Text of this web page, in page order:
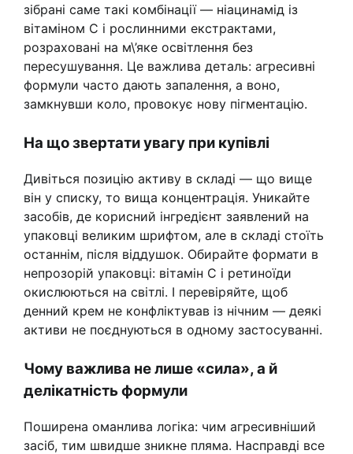
зібрані саме такі комбінації — ніацинамід із
вітаміном C і рослинними екстрактами,
розраховані на м\’яке освітлення без
пересушування. Це важлива деталь: агресивні
формули часто дають запалення, а воно,
замкнувши коло, провокує нову пігментацію.
На що звертати увагу при купівлі
Дивіться позицію активу в складі — що вище
він у списку, то вища концентрація. Уникайте
засобів, де корисний інгредієнт заявлений на
упаковці великим шрифтом, але в складі стоїть
останнім, після віддушок. Обирайте формати в
непрозорій упаковці: вітамін C і ретиноїди
окислюються на світлі. І перевіряйте, щоб
денний крем не конфліктував із нічним — деякі
активи не поєднуються в одному застосуванні.
Чому важлива не лише «сила», а й
делікатність формули
Поширена оманлива логіка: чим агресивніший
засіб, тим швидше зникне пляма. Насправді все